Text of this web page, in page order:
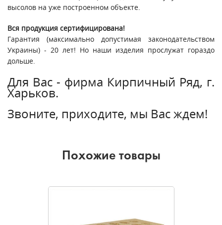
высолов на уже построенном объекте.
Вся продукция сертифицирована!
Гарантия (максимально допустимая законодательством
Украины) - 20 лет! Но наши изделия прослужат гораздо
дольше.
Для Вас - фирма Кирпичный Ряд, г.
Харьков.
Звоните, приходите, мы Вас ждем!
Похожие товары